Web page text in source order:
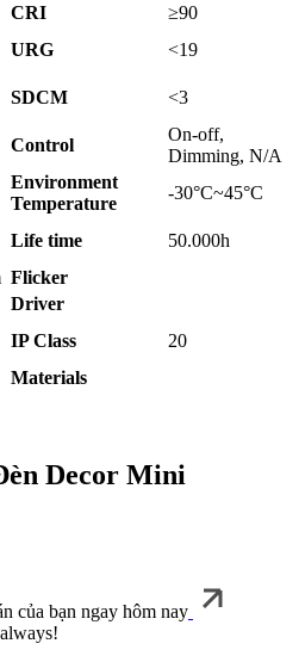
CRI ≥90
URG
<19
SDCM <3
Control
On-off,
Dimming, N/A
Environment
Temperature
-30°C~45°C
Life time
50.000h
Flicker
Driver
IP Class
20
Materials
Decor Mini
của bạn ngay hôm nay